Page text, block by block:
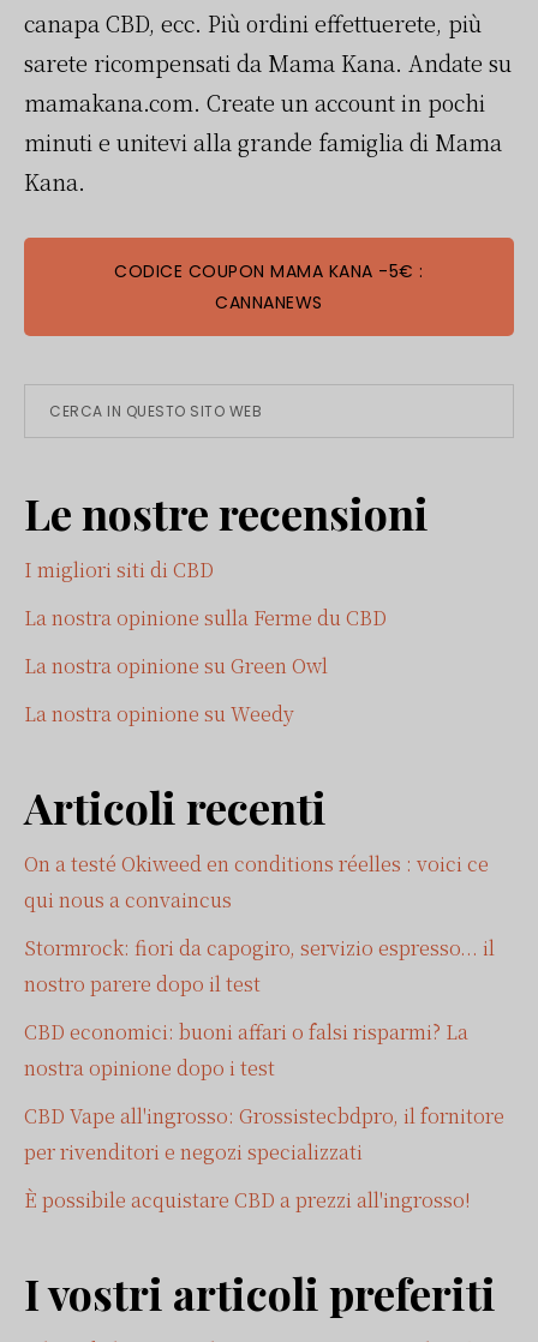
canapa CBD, ecc. Più ordini effettuerete, più
sarete ricompensati da Mama Kana. Andate su
mamakana.com. Create un account in pochi
minuti e unitevi alla grande famiglia di Mama
Kana.
CODICE COUPON MAMA KANA -5€ :
CANNANEWS
Barra
primaria
Cerca
in
sito
Le nostre recensioni
I migliori siti di CBD
La nostra opinione sulla Ferme du CBD
La nostra opinione su Green Owl
La nostra opinione su Weedy
Articoli recenti
On a testé Okiweed en conditions réelles : voici ce
qui nous a convaincus
Stormrock: fiori da capogiro, servizio espresso... il
nostro parere dopo il test
CBD economici: buoni affari o falsi risparmi? La
nostra opinione dopo i test
CBD Vape all'ingrosso: Grossistecbdpro, il fornitore
per rivenditori e negozi specializzati
È possibile acquistare CBD a prezzi all'ingrosso!
I vostri articoli preferiti